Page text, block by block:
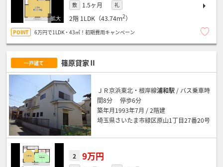
敷 1.5ヶ月 礼
2階 1LDK（43.74ｍ2）
6万円で1LDK・43㎡！初期費用キャンペーン
一戸建て 篠原貸家Ⅱ
ＪＲ京浜東北・根岸線浦和駅 / バス乗車時
間8分 停歩6分
築年月1993年7月 / 2階建
埼玉県さいたま市緑区原山1丁目27番20号
2 9万円